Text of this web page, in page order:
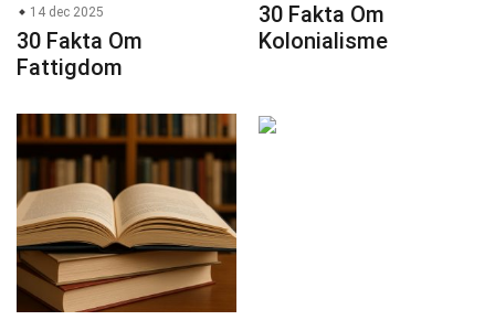
14 dec 2025
30 Fakta Om
Fattigdom
30 Fakta Om
Kolonialisme